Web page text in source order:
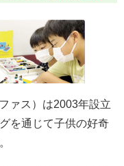
ァス）は2003年設立
を通じて子供の好奇